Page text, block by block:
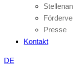
Presse
Kontakt
DE